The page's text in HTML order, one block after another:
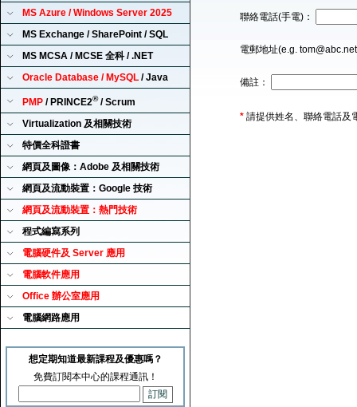
MS Azure / Windows Server 2025
MS Exchange / SharePoint / SQL
MS MCSA / MCSE 全科 / .NET
Oracle Database / MySQL / Java
PMP / PRINCE2®/ Scrum
Virtualization 及相關技術
特價全科證書
網頁及圖像：Adobe 及相關技術
網頁及流動裝置：Google 技術
網頁及流動裝置：熱門技術
程式編寫系列
電腦硬件及 Server 應用
電腦軟件應用
Office 辦公室應用
電腦網路應用
想定期知道最新課程及優惠嗎？
免費訂閱本中心的課程通訊！
聯絡電話(手電)：
電郵地址(e.g.
備註：
* 請提供姓名、聯絡電話及